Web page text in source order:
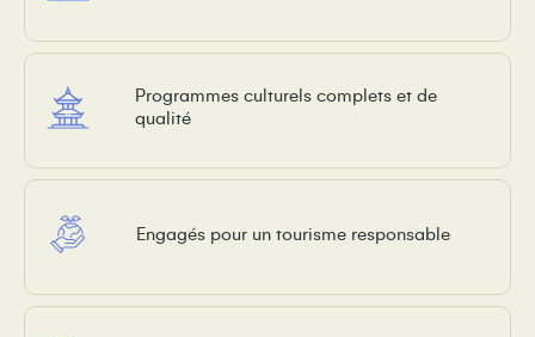
Programmes culturels complets et de
qualité
Engagés pour un tourisme responsable